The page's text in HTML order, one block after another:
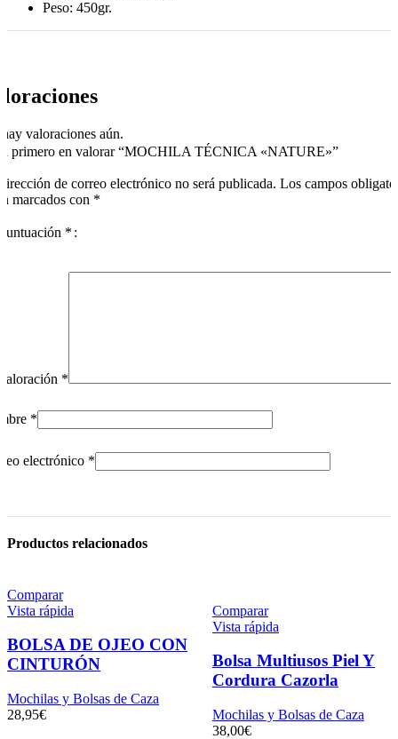
Peso: 450gr.
valoraciones aún.
primero en valorar “MOCHILA TÉCNICA «NATURE»”
de correo electrónico no será publicada. Los campos
marcados con *
*
*
*
electrónico *
Productos relacionados
Comparar
Vista rápida
BOLSA DE OJEO CON
CINTURÓN
Mochilas y Bolsas de Caza
28,95€
Comparar
Vista rápida
Bolsa Multiusos Piel Y
Cordura Cazorla
Mochilas y Bolsas de Caza
38,00€